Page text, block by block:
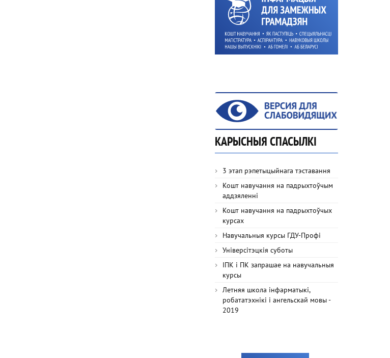
КАРЫСНЫЯ СПАСЫЛКІ
3 этап рэпетыцыйнага тэставання
Кошт навучання на падрыхтоўчым
аддзяленні
Кошт навучання на падрыхтоўчых
курсах
Навучальныя курсы ГДУ-Профі
Універсітэцкія суботы
ІПК і ПК запрашае на навучальныя
курсы
Летняя школа інфарматыкі,
робататэхнікі і ангельскай мовы -
2019